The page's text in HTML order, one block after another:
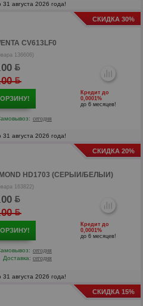
р
р
31 августа 2026 года!
СКИДКА 30%
CV613LF0
136606)
.00
.00
Кредит до
0,0001%
до 6 месяцев!
сегодня
31 августа 2026 года!
СКИДКА 20%
HD1703 (СЕРЫЙ/БЕЛЫЙ)
163822)
.00
.00
Кредит до
0,0001%
до 6 месяцев!
сегодня
Доставка: сегодня
31 августа 2026 года!
СКИДКА 15%